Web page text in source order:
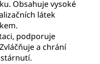
Obsahuje vysoké
látek
podporuje
a chrání